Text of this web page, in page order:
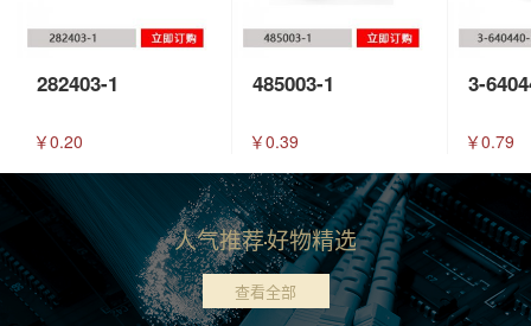
282403-1
￥0.20
485003-1
￥0.39
3-
￥0.79
人气推荐好物精选
查看全部